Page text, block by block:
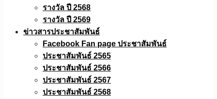
รางวัล ปี 2568
รางวัล ปี 2569
ข่าวสารประชาสัมพันธ์
Facebook Fan page ประชาสัมพันธ์
ประชาสัมพันธ์ 2565
ประชาสัมพันธ์ 2566
ประชาสัมพันธ์ 2567
ประชาสัมพันธ์ 2568